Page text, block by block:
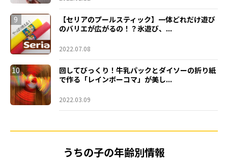
9
【セリアのプールスティック】一体どれだけ遊び
のバリエが広がるの！？氷遊び、...
2022.07.08
10
回してびっくり！牛乳パックとダイソーの折り紙
で作る「レインボーコマ」が美し...
2022.03.09
うちの子の年齢別情報